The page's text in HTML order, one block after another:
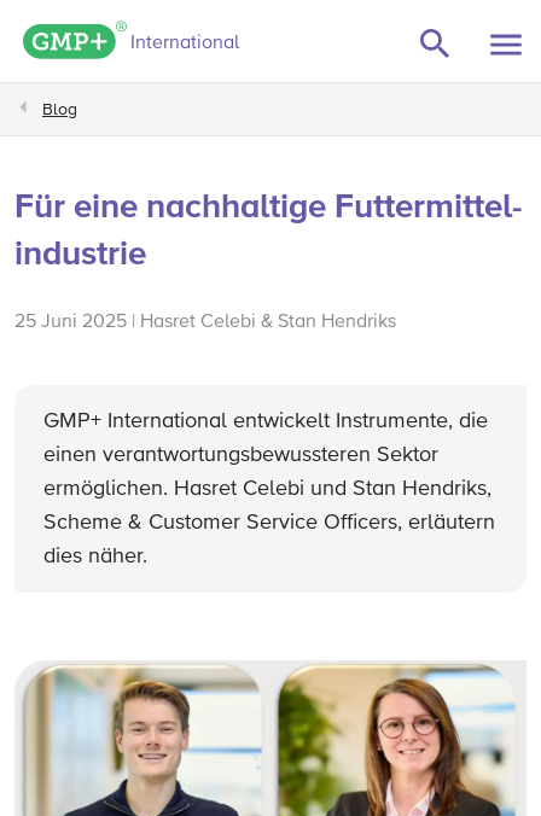
GMP+ logo
International
Blog
Für eine nachhaltige Futtermittel-
industrie
25 Juni 2025 | Hasret Celebi & Stan Hendriks
GMP+ International entwickelt Instrumente, die
einen verantwortungsbewussteren Sektor
ermöglichen. Hasret Celebi und Stan Hendriks,
Scheme & Customer Service Officers, erläutern
dies näher.